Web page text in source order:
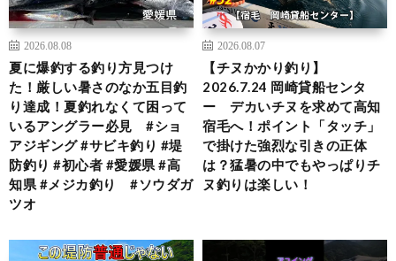
2026.08.08
夏に爆釣する釣り方見つけ
た！厳しい暑さのなか五目釣
り達成！夏釣れなくて困って
いるアングラー必見 #ショ
アジギング #サビキ釣り #堤
防釣り #初心者 #愛媛県 #高
知県 #メジカ釣り #ソウダガ
ツオ
2026.08.07
【チヌかかり釣り】
2026.7.24 岡崎貸船センタ
ー デカいチヌを求めて高知
宿毛へ！ポイント「タッチ」
で掛けた強烈な引きの正体
は？猛暑の中でもやっぱりチ
ヌ釣りは楽しい！